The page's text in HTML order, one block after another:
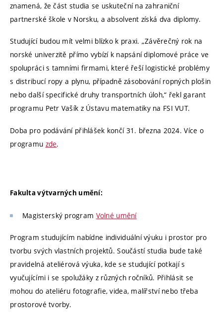
znamená, že část studia se uskuteční na zahraniční
partnerské škole v Norsku, a absolvent získá dva diplomy.
Studující budou mít velmi blízko k praxi. „Závěrečný rok na
norské univerzitě přímo vybízí k napsání diplomové práce ve
spolupráci s tamními firmami, které řeší logistické problémy
s distribucí ropy a plynu, případně zásobování ropných plošin
nebo další specifické druhy transportních úloh,“ řekl garant
programu Petr Vašík z Ústavu matematiky na FSI VUT.
Doba pro podávání přihlášek končí 31. března 2024. Více o
programu zde.
Fakulta výtvarných umění:
Magisterský program Volné umění
Program studujícím nabídne individuální výuku i prostor pro
tvorbu svých vlastních projektů. Součástí studia bude také
pravidelná ateliérová výuka, kde se studující potkají s
vyučujícími i se spolužáky z různých ročníků. Přihlásit se
mohou do ateliéru fotografie, videa, malířství nebo třeba
prostorové tvorby.